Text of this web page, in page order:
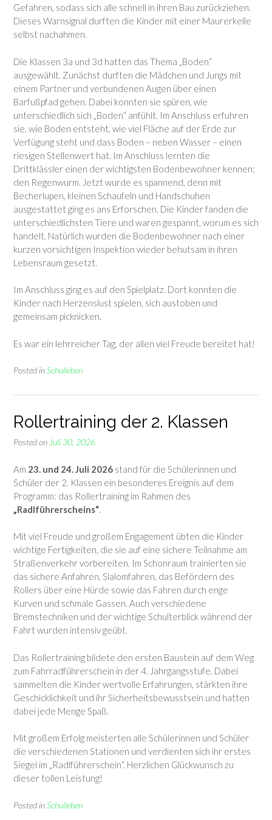
Gefahren, sodass sich alle schnell in ihren Bau zurückziehen.
Dieses Warnsignal durften die Kinder mit einer Maurerkelle
selbst nachahmen.
Die Klassen 3a und 3d hatten das Thema „Boden“
ausgewählt. Zunächst durften die Mädchen und Jungs mit
einem Partner und verbundenen Augen über einen
Barfußpfad gehen. Dabei konnten sie spüren, wie
unterschiedlich sich „Boden“ anfühlt. Im Anschluss erfuhren
sie, wie Boden entsteht, wie viel Fläche auf der Erde zur
Verfügung steht und dass Boden – neben Wasser – einen
riesigen Stellenwert hat. Im Anschluss lernten die
Drittklässler einen der wichtigsten Bodenbewohner kennen:
den Regenwurm. Jetzt wurde es spannend, denn mit
Becherlupen, kleinen Schaufeln und Handschuhen
ausgestattet ging es ans Erforschen. Die Kinder fanden die
unterschiedlichsten Tiere und waren gespannt, worum es sich
handelt. Natürlich wurden die Bodenbewohner nach einer
kurzen vorsichtigen Inspektion wieder behutsam in ihren
Lebensraum gesetzt.
Im Anschluss ging es auf den Spielplatz. Dort konnten die
Kinder nach Herzenslust spielen, sich austoben und
gemeinsam picknicken.
Es war ein lehrreicher Tag, der allen viel Freude bereitet hat!
Posted inSchulleben
Rollertraining der 2. Klassen
Posted on Juli 30, 2026
Am 23. und 24. Juli 2026 stand für die Schülerinnen und
Schüler der 2. Klassen ein besonderes Ereignis auf dem
Programm: das Rollertraining im Rahmen des
„Radlführerscheins“
Mit viel Freude und großem Engagement übten die Kinder
wichtige Fertigkeiten, die sie auf eine sichere Teilnahme am
Straßenverkehr vorbereiten. Im Schonraum trainierten sie
das sichere Anfahren, Slalomfahren, das Befördern des
Rollers über eine Hürde sowie das Fahren durch enge
Kurven und schmale Gassen. Auch verschiedene
Bremstechniken und der wichtige Schulterblick während der
Fahrt wurden intensiv geübt.
Das Rollertraining bildete den ersten Baustein auf dem Weg
zum Fahrradführerschein in der 4. Jahrgangsstufe. Dabei
sammelten die Kinder wertvolle Erfahrungen, stärkten ihre
Geschicklichkeit und ihr Sicherheitsbewusstsein und hatten
dabei jede Menge Spaß.
Mit großem Erfolg meisterten alle Schülerinnen und Schüler
die verschiedenen Stationen und verdienten sich ihr erstes
Siegel im „Radlführerschein“. Herzlichen Glückwunsch zu
dieser tollen Leistung!
Posted inSchulleben